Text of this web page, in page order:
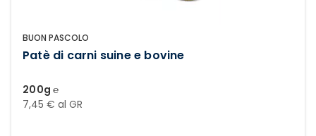
BUON PASCOLO
Patè di carni suine e bovine
200g ℮
7,45 € al GR